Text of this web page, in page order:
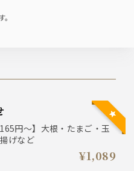
円～】大根・たまご・玉
げなど
¥1,089